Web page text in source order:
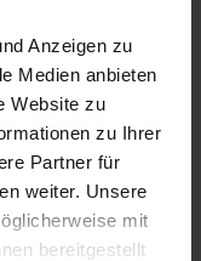
Anzeigen zu
Medien anbieten
Website zu
zu Ihrer
Partner für
weiter. Unsere
mit
bereitgestellt
Qualität und
Ton in Ton
abzeichnen, sind
plastisch.
nicht nur
Stoff an
gut für
aber auch
Behaglichkeit